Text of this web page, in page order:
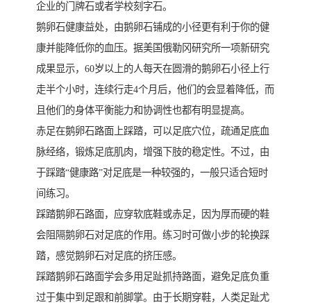
企业的门牌石或者学校刻字石。
鹅卵石健康益处，由鹅卵石铺成的小径更有利于你的健
康并能降低你的血压。据美国俄勒冈研究所一项新研究
成果显示，60岁以上的人每天在圆滑的鹅卵石小径上行
走半个小时，连续行走4个月后，他们的会显着降低，而
且他们的身体平衡能力和协调性也都有明显提高。
赤足在鹅卵石路面上踩踏，可以足底穴位，疏通足底血
脉经络，锻炼足底肌肉，增强下肢的稳定性。不过，由
于踩踏“健康路”对足底是一种较强的，一般只适合短时
间练习。
踩踏鹅卵石路面，应穿软底鞋或赤足，因为厚而硬的鞋
会阻隔鹅卵石对足底的作用。练习时可做小步的轮换踩
踏，感觉鹅卵石对足底的挤压感。
踩踏鹅卵石路面学会多用足趾抓持路面，避免足底负重
过于集中到足跟和前脚掌。由于长期穿鞋，人类足趾尤